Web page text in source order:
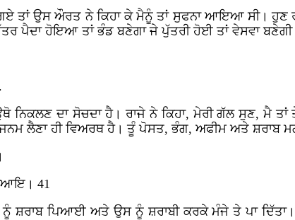
ਤਾਂ ਉਸ ਔਰਤ ਨੇ ਕਿਹਾ ਕੇ ਮੈਨੂੰ ਤਾਂ ਸੁਫਨਾ ਆਇਆ ਸੀ। ਹੁਣ
ਪੈਦਾ ਹੋਇਆ ਤਾਂ ਭੰਡ ਬਣੇਗਾ ਜੇ ਪੁੱਤਰੀ ਹੋਈ ਤਾਂ ਵੇਸਵਾ
ਨਿਕਲਣ ਦਾ ਸੋਚਦਾ ਹੈ। ਰਾਜੇ ਨੇ ਕਿਹਾ, ਮੇਰੀ ਗੱਲ ਸੁਣ, ਮੈ
ਜਨਮ ਲੈਣਾ ਹੀ ਵਿਅਰਥ ਹੈ। ਤੂੰ ਪੋਸਤ, ਭੰਗ, ਅਫੀਮ ਅਤੇ ਸ਼ਰਾਬ
41
ਪਿਆਈ ਅਤੇ ਉਸ ਨੂੰ ਸ਼ਰਾਬੀ ਕਰਕੇ ਮੰਜੇ ਤੇ ਪਾ